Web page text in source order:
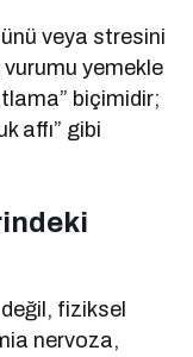
veya stresini
vurumu yemekle
biçimidir;
affı” gibi
fiziksel
nervoza,